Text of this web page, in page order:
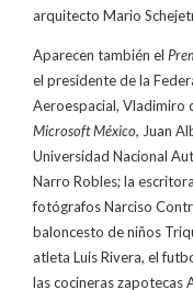
arquitecto Mario
Aparecen también el
el presidente de la
Aeroespacial, Vladimiro
Microsoft México, Juan
Universidad Nacional
Narro Robles; la
fotógrafos Narciso
baloncesto de niños
atleta Luis Rivera, el
las cocineras zapotecas